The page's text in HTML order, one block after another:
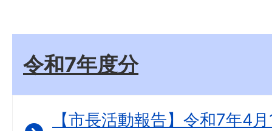
令和7年度分
【市長活動報告】令和7年4